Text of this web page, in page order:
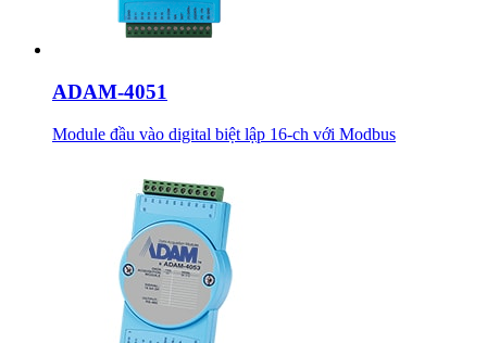
ADAM-4051
Module đầu vào digital biệt lập 16-ch với Modbus